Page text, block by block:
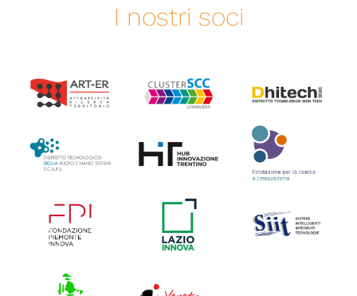
I nostri soci